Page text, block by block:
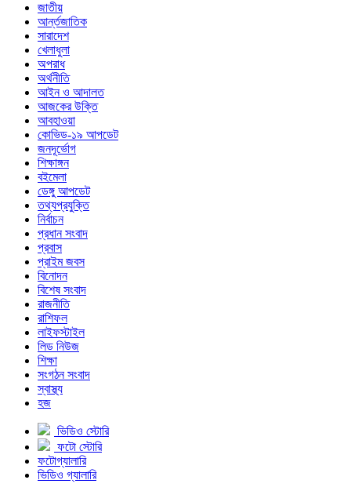
জাতীয়
আর্ন্তজাতিক
সারাদেশ
খেলাধুলা
অপরাধ
অর্থনীতি
আইন ও আদালত
আজকের উক্তি
আবহাওয়া
কোভিড-১৯ আপডেট
জনদূর্ভোগ
শিক্ষাঙ্গন
বইমেলা
ডেঙ্গু আপডেট
তথ্যপ্রযুক্তি
নির্বাচন
প্রধান সংবাদ
প্রবাস
প্রাইম জবস
বিনোদন
বিশেষ সংবাদ
রাজনীতি
রাশিফল
লাইফস্টাইল
লিড নিউজ
শিক্ষা
সংগঠন সংবাদ
স্বাস্থ্য
হজ
ভিডিও স্টোরি
ফটো স্টোরি
ফটোগ্যালারি
ভিডিও গ্যালারি